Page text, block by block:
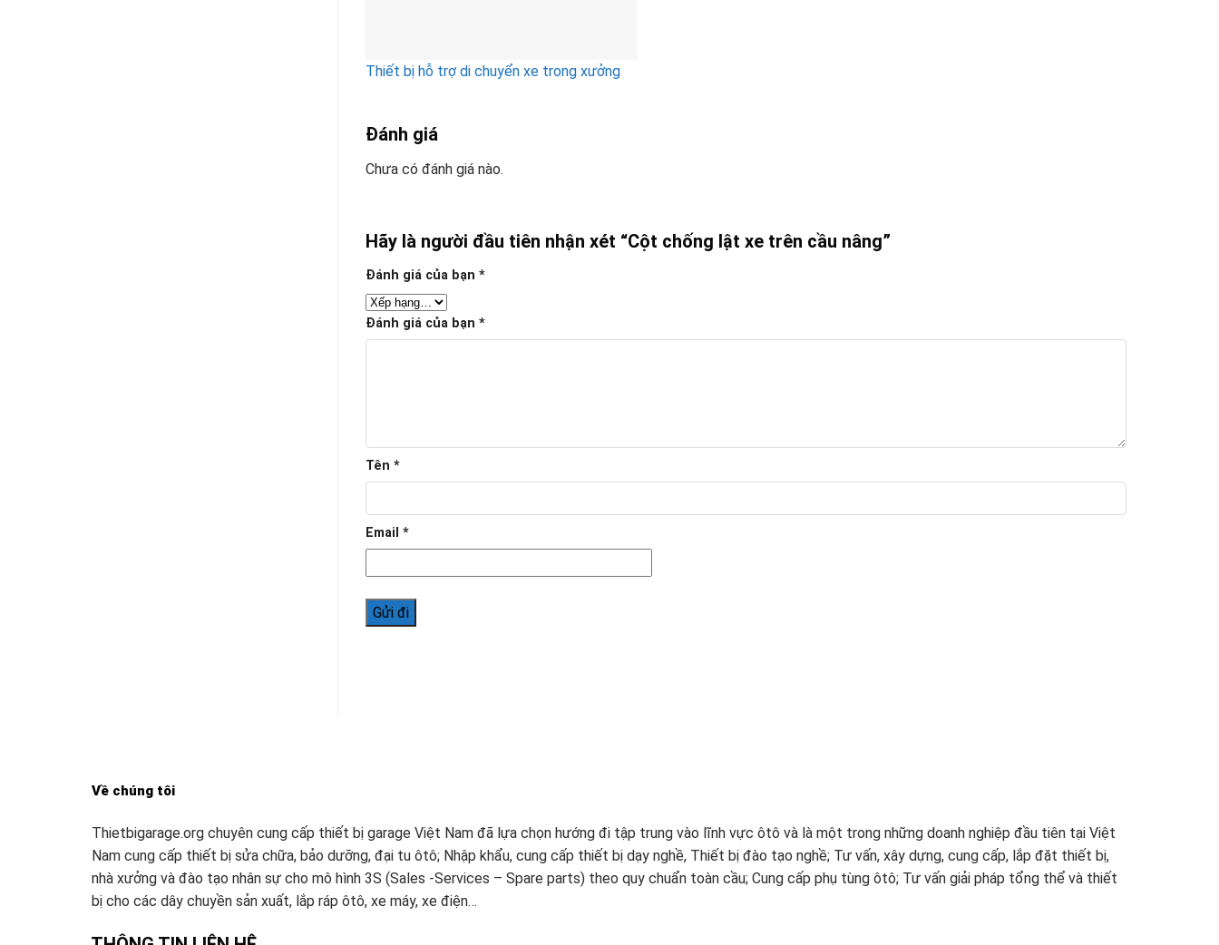
Thiết bị hỗ trợ di chuyển xe trong xưởng
Đánh giá
Chưa có đánh giá nào.
Hãy là người đầu tiên nhận xét “Cột chống lật xe trên cầu nâng”
Đánh giá của bạn *
Đánh giá của bạn *
Tên *
Email *
Về chúng tôi
Thietbigarage.org chuyên cung cấp thiết bị garage Việt Nam đã lựa chọn hướng đi tập trung vào lĩnh vực ôtô và là một trong những doanh nghiệp đầu tiên tại Việt
Nam cung cấp thiết bị sửa chữa, bảo dưỡng, đại tu ôtô; Nhập khẩu, cung cấp thiết bị dạy nghề, Thiết bị đào tạo nghề; Tư vấn, xây dựng, cung cấp, lắp đặt thiết bị,
nhà xưởng và đào tạo nhân sự cho mô hình 3S (Sales -Services – Spare parts) theo quy chuẩn toàn cầu; Cung cấp phụ tùng ôtô; Tư vấn giải pháp tổng thể và thiết
bị cho các dây chuyền sản xuất, lắp ráp ôtô, xe máy, xe điện…